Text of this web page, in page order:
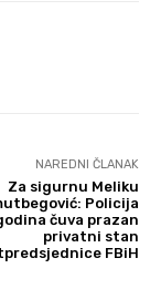
NAREDNI ČLANAK
Za sigurnu Meliku
Policija
čuva prazan
privatni stan
FBiH